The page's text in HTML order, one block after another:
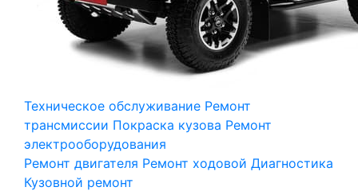
Техническое обслуживание Ремонт
трансмиссии Покраска кузова Ремонт
электрооборудования
Ремонт двигателя Ремонт ходовой Диагностика
Кузовной ремонт